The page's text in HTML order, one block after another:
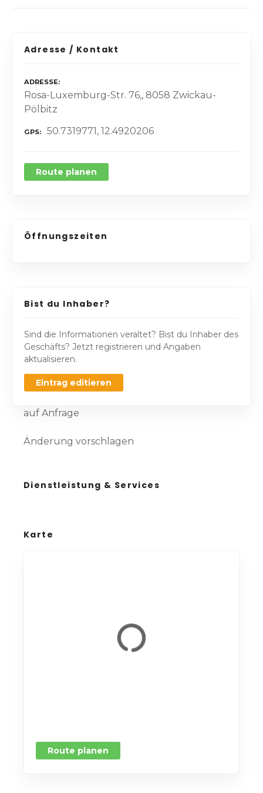
Adresse / Kontakt
ADRESSE
Rosa-Luxemburg-Str. 76,, 8058 Zwickau-
Pölbitz
GPS 50.7319771, 12.4920206
Route planen
Öffnungszeiten
Bist du Inhaber?
Sind die Informationen veraltet? Bist du Inhaber des
Geschäfts? Jetzt registrieren und Angaben
aktualisieren.
Eintrag editieren
auf Anfrage
Änderung vorschlagen
Dienstleistung & Services
Karte
Route planen